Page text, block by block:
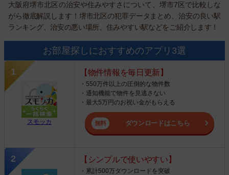
大阪府堺市北区の治安や住みやすさについて、堺市7区で比較しな
がら徹底解説します！堺市北区の犯罪データまとめ、治安の良い駅
ランキング、治安の悪い場所、住みやすい駅などをご紹介します！
お部屋探しにおすすめのアプリ3選
スモッカ
【物件情報を毎日更新】
・550万件以上の圧倒的な物件数
・通知機能で物件を見逃さない
・最大5万円のお祝い金がもらえる
ダウンロードはこちら
【シンプルで使いやすい】
・累計500万ダウンロードを突破